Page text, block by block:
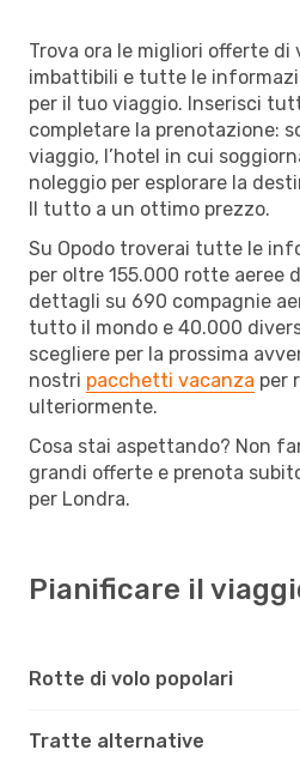
Trova ora le migliori offerte di
imbattibili e tutte le
per il tuo viaggio. Inserisci
completare la prenotazione:
viaggio, l’hotel in cui
noleggio per esplorare la
Il tutto a un ottimo prezzo.
Su Opodo troverai tutte le
per oltre 155.000 rotte aeree
dettagli su 690 compagnie
tutto il mondo e 40.000
scegliere per la prossima
nostri pacchetti vacanza per
ulteriormente.
Cosa stai aspettando? Non
grandi offerte e prenota
per Londra.
Pianificare il
Rotte di volo popolari
Tratte alternative